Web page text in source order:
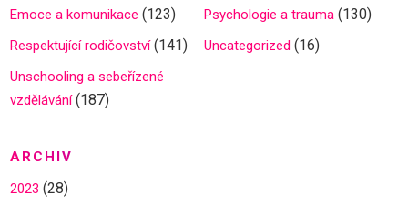
Emoce a komunikace (123) Psychologie a trauma (130)
Respektující rodičovství(141) Uncategorized (16)
Unschooling a sebeřízené
vzdělávání(187)
ARCHIV
2023 (28)